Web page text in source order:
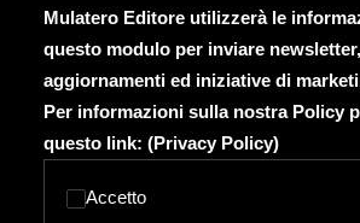
Mulatero Editore utilizzerà le
questo modulo per inviare
aggiornamenti ed iniziative di
Per informazioni sulla nostra Policy
questo link: (Privacy Policy)
Accetto